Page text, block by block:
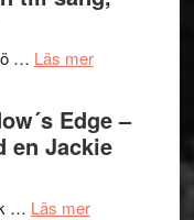
Hannes
Pöntinen
avslutar
Scensommar
… Läs merom
in
till
Edge –
en Jackie
… Läs merom